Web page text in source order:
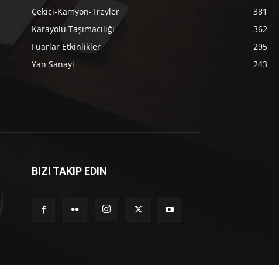
Çekici-Kamyon-Treyler
381
Karayolu Taşımacılığı
362
Fuarlar Etkinlikler
295
Yan Sanayi
243
BIZI TAKIP EDIN